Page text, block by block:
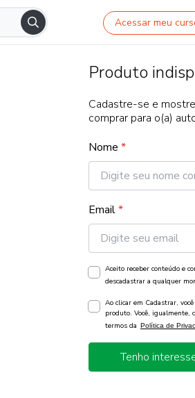
Acessar meu
Produto
Cadastre-se e
comprar para o(a)
Nome *
Email*
Aceito receber conteúdo e
descadastrar a qualquer
Ao clicar em Cadastrar,
produto. Você, igualmente,
termos da Política de
Tenho